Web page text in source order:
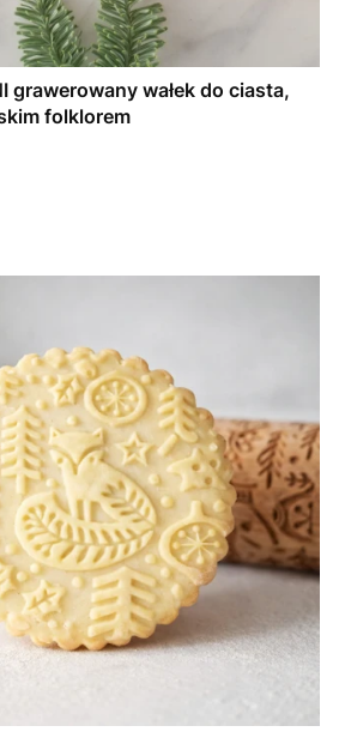
grawerowany wałek do ciasta,
folklorem